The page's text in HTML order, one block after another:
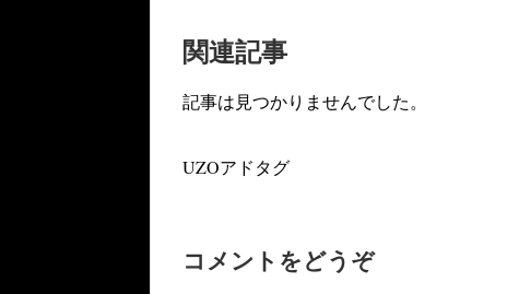
関連記事
記事は見つかりませんでした。
UZOアドタグ
コメントをどうぞ